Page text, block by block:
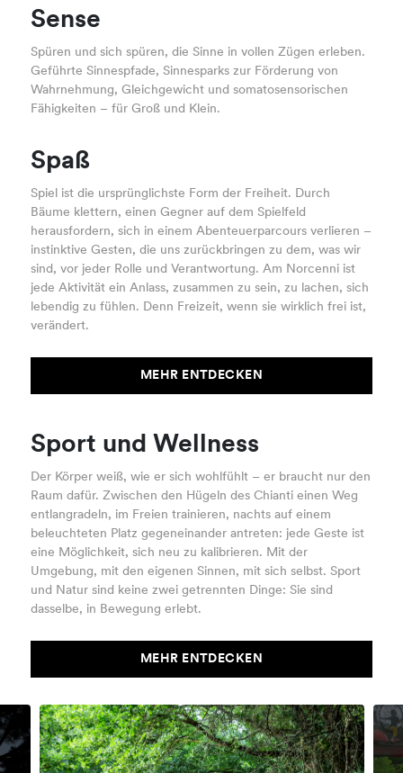
Sense
Spüren und sich spüren, die Sinne in vollen Zügen erleben.
Geführte Sinnespfade, Sinnesparks zur Förderung von
Wahrnehmung, Gleichgewicht und somatosensorischen
Fähigkeiten – für Groß und Klein.
Spaß
Spiel ist die ursprünglichste Form der Freiheit. Durch
Bäume klettern, einen Gegner auf dem Spielfeld
herausfordern, sich in einem Abenteuerparcours verlieren –
instinktive Gesten, die uns zurückbringen zu dem, was wir
sind, vor jeder Rolle und Verantwortung. Am Norcenni ist
jede Aktivität ein Anlass, zusammen zu sein, zu lachen, sich
lebendig zu fühlen. Denn Freizeit, wenn sie wirklich frei ist,
verändert.
MEHR ENTDECKEN
Sport und Wellness
Der Körper weiß, wie er sich wohlfühlt – er braucht nur den
Raum dafür. Zwischen den Hügeln des Chianti einen Weg
entlangradeln, im Freien trainieren, nachts auf einem
beleuchteten Platz gegeneinander antreten: jede Geste ist
eine Möglichkeit, sich neu zu kalibrieren. Mit der
Umgebung, mit den eigenen Sinnen, mit sich selbst. Sport
und Natur sind keine zwei getrennten Dinge: Sie sind
dasselbe, in Bewegung erlebt.
MEHR ENTDECKEN